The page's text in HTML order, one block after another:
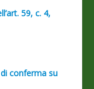
59, c. 4,
conferma su